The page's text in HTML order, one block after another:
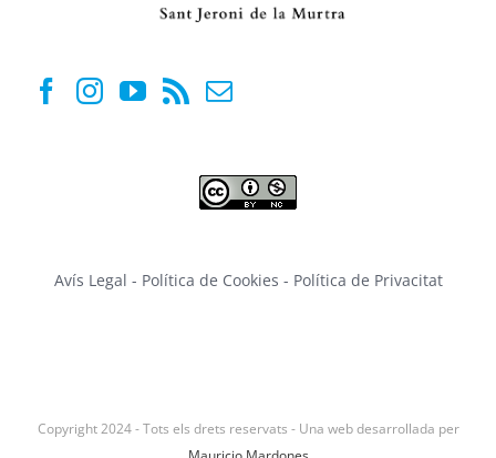
Avís Legal - Política de Cookies - Política de Privacitat
Copyright 2024 - Tots els drets reservats - Una web desarrollada per